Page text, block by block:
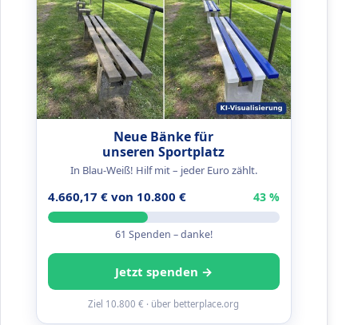
Neue Bänke für
unseren Sportplatz
In Blau-Weiß! Hilf mit – jeder Euro zählt.
4.660,17 € von 10.800 € 43 %
61 Spenden – danke!
Jetzt spenden →
Ziel 10.800 € · über betterplace.org